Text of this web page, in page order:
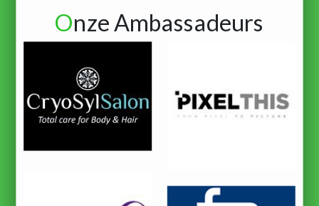
Onze Ambassadeurs